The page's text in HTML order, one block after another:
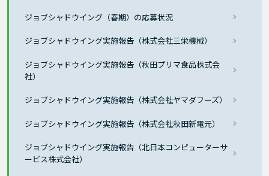
ジョブシャドウイング（春期）の応募状況
ジョブシャドウイング実施報告（株式会社三栄機械）
ジョブシャドウイング実施報告（秋田プリマ食品株式会
社）
ジョブシャドウイング実施報告（株式会社ヤマダフーズ）
ジョブシャドウイング実施報告（株式会社秋田新電元）
ジョブシャドウイング実施報告（北日本コンピューターサ
ービス株式会社）